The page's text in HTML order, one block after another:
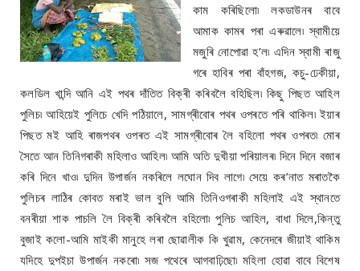
কাম কৰিছিলো৷ লকডাউনৰ বাবে
আমাক কামৰ পৰা এৰুৱালে৷ স্বামীয়ে
মজুৰি নোপোৱা হ’ল৷ এদিন স্বামী ৰাজু
গৰে হাবিৰ পৰা বাঁহগজ, কচু-ঢেকীয়া,
কলডিল খান্দি আনি এই পথৰ দাঁতিত বিক্ৰী কৰিবলৈ বহিছিল৷ কিছু পিছত আহিল
পুলিচ৷ আহিয়েই পুলিচে খেদি পঠিয়ালে, সামগ্ৰীবোৰ পথৰ ওপৰতে পৰি থাকিল৷ ইয়াৰ
পিছত মই আহি ৰাজপথৰ ওপৰত এই সামগ্ৰীবোৰ লৈ বহিলো পথৰ ওপৰত৷ মোৰ
সৈতে আন তিনিগৰাকী মহিলাও আহিল৷ আমি অতি দুখীয়া পৰিয়ালৰ৷ দিনে দিনে বজাৰ
কৰি দিনে খাও৷ দুদিন উপাৰ্জন নকৰিলে লঘোন দিব লাগে৷ সেয়ে কৰ’নাত মৰাতকৈ
পুলিচৰ লাঠিৰ কোবত মৰাই ভাল বুলি আমি তিনিওগৰাকী মহিলাই এই স্থানতে
বনৰীয়া শাক পাচলি লৈ বিক্ৰী কৰিবলৈ বহিলো৷ পুলিচ আহিল, বাধা দিলে,কিন্তু
বুজাই কলো-আমি মাইকী মানুহে লৰা ছোৱালীক কি খুৱাম, কেনেদৰে জীয়াই থাকিম
যদিহে দুপইচা উপাৰ্জন নকৰো৷ সজ পথেৰে আগবাঢ়িছো৷ মহিলা হোৱা বাবে বিশেষ